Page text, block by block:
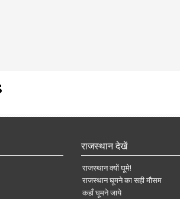
राजस्थान देखें
राजस्थान क्यों घूमे!
राजस्थान घूमने का सही मौसम
कहाँ घूमने जाये